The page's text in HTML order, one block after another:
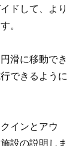
ドして、より
。
滑に移動でき
できるように
インとアウ
設の説明しま